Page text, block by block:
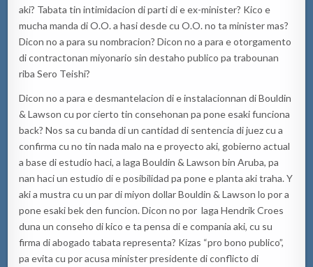
aki? Tabata tin intimidacion di parti di e ex-minister? Kico e
mucha manda di O.O. a hasi desde cu O.O. no ta minister mas?
Dicon no a para su nombracion? Dicon no a para e otorgamento
di contractonan miyonario sin destaho publico pa trabounan
riba Sero Teishi?
Dicon no a para e desmantelacion di e instalacionnan di Bouldin
& Lawson cu por cierto tin consehonan pa pone esaki funciona
back? Nos sa cu banda di un cantidad di sentencia di juez cu a
confirma cu no tin nada malo na e proyecto aki, gobierno actual
a base di estudio haci, a laga Bouldin & Lawson bin Aruba, pa
nan haci un estudio di e posibilidad pa pone e planta aki traha. Y
aki a mustra cu un par di miyon dollar Bouldin & Lawson lo por a
pone esaki bek den funcion. Dicon no por laga Hendrik Croes
duna un conseho di kico e ta pensa di e compania aki, cu su
firma di abogado tabata representa? Kizas “pro bono publico”,
pa evita cu por acusa minister presidente di conflicto di